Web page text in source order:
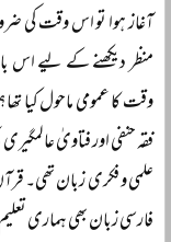
آغاز ہوا تو اس وقت کی
منظر دیکھنے کے لیے اس
وقت کا عمومی ماحول کیا
فقہ حنفی اور فتاویٰ
علمی و فکری زبان تھی۔
فارسی زبان بھی ہماری